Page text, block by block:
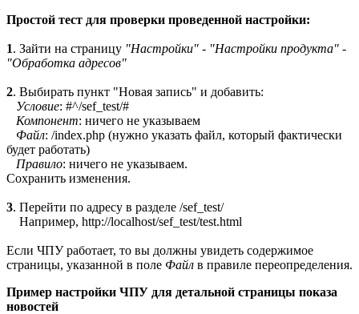
Простой тест для проверки проведенной настройки:
1. Зайти на страницу "Настройки" - "Настройки продукта" -
"Обработка адресов"
2. Выбирать пункт "Новая запись" и добавить:
Условие: #^/sef_test/#
Компонент: ничего не указываем
Файл: /index.php (нужно указать файл, который фактически
будет работать)
Правило: ничего не указываем.
Сохранить изменения.
3. Перейти по адресу в разделе /sef_test/
Например, http://localhost/sef_test/test.html
Если ЧПУ работает, то вы должны увидеть содержимое
страницы, указанной в поле Файл в правиле переопределения.
Пример настройки ЧПУ для детальной страницы показа
новостей